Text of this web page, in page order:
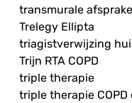
transmurale
Trelegy Ellipta
triagistverwijzing
Trijn RTA COPD
triple therapie
triple therapie